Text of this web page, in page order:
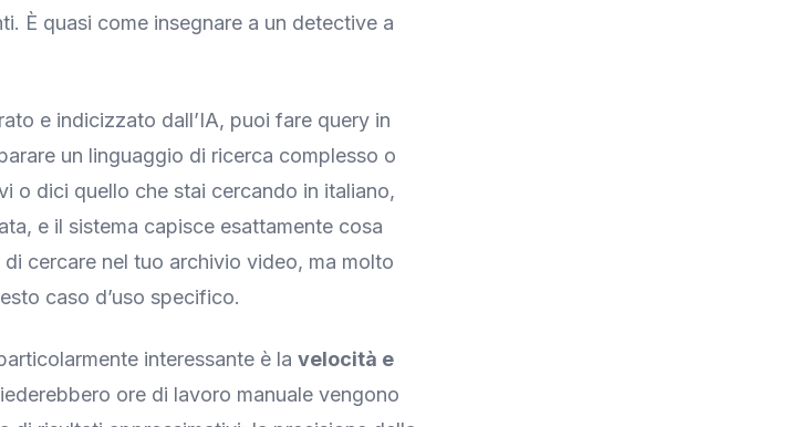
È quasi come insegnare a un detective a
e indicizzato dall’IA, puoi fare query in
un linguaggio di ricerca complesso o
o dici quello che stai cercando in italiano,
e il sistema capisce esattamente cosa
di cercare nel tuo archivio video, ma molto
caso d’uso specifico.
interessante è la velocità e
ore di lavoro manuale vengono